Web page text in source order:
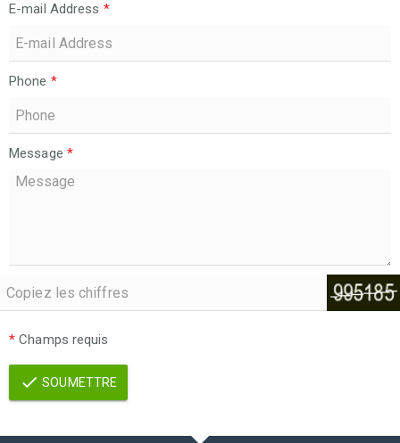
E-mail Address *
Phone *
Message *
* Champs requis
SOUMETTRE